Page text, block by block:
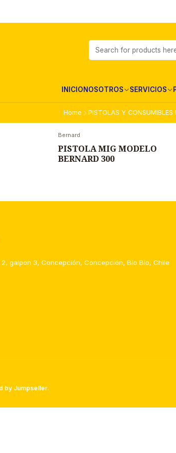
INICIONOSOTROS SERVICIOS
Home PISTOLAS Y CONSUMIBLES
Bernard
PISTOLA MIG MODELO
BERNARD 300
galpon 3, Concepción, Concepción, Bío Bío, Chile
by Jumpseller.